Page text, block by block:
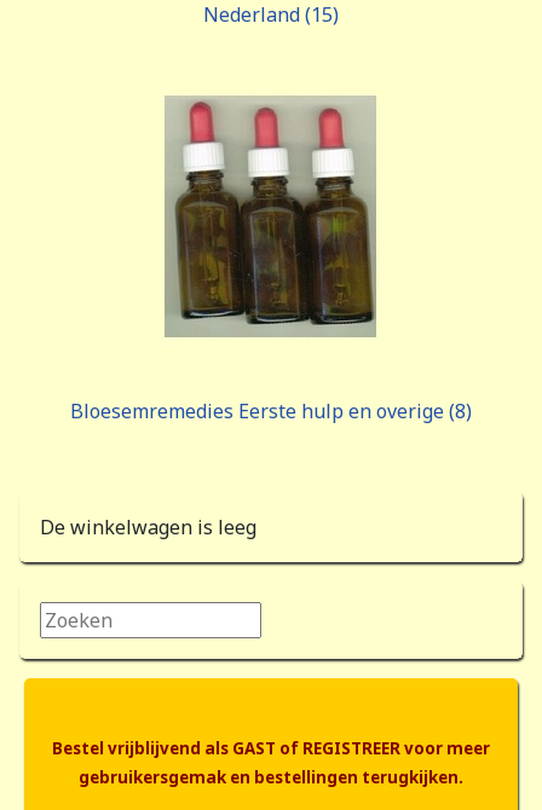
Nederland (15)
Bloesemremedies Eerste hulp en overige (8)
De winkelwagen is leeg
Zoeken...
Bestel vrijblijvend als GAST of REGISTREER voor meer
gebruikersgemak en bestellingen terugkijken.